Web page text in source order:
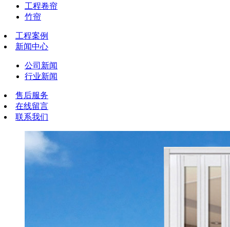
工程卷帘
竹帘
工程案例
新闻中心
公司新闻
行业新闻
售后服务
在线留言
联系我们